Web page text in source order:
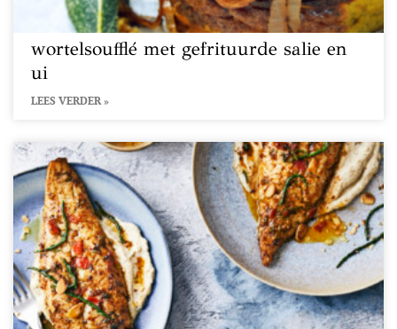
wortelsoufflé met gefrituurde salie en
ui
LEES VERDER »